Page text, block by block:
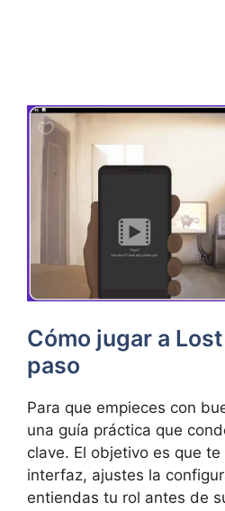
Cómo jugar a
paso
Para que empieces con
una guía práctica que
clave. El objetivo es que
interfaz, ajustes la
entiendas tu rol antes de